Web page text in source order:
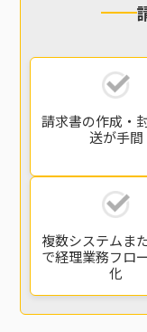
請求書の作成・
送が手間
複数システムま
で経理業務フロ
化